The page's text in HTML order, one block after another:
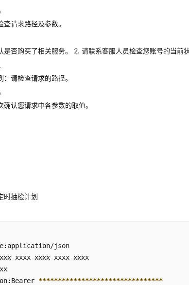
请求路径及参数。
是否购买了相关服务。 2. 请联系客服人员检查您账号的当前状
请检查请求的路径。
确认您请求中各参数的取值。
时抽检计划
json
xxxx-xxxx-xxxx-xxxx
********************************